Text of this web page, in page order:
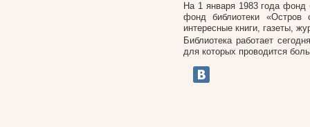
На 1 января 1983 года фонд
фонд библиотеки
интересные книги, газеты,
Библиотека работает
для которых проводится